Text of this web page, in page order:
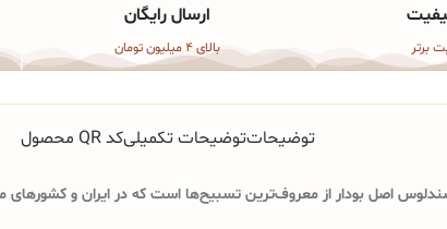
برتر
ارسال رایگان
بالای 4 میلیون تومان
توضیحاتتوضیحات تکمیلیکد QR محصول
اصل بودار از معروف‌ترین تسبیح‌ها است که در ایران و کشورهای